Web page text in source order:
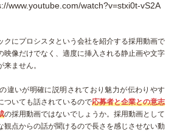
www.youtube.com/watch?v=stxi0t-vS2A
クにプロシスタという会社を紹介する採用動画で
映像だけでなく、適度に挿入される静止画や文字
ません。
違いが明確に説明されており魅力が伝わりやす
ついても話されているので応募者と企業との意志
の採用動画ではないでしょうか。採用動画として
観点からの話が聞けるので長さを感じさせない動